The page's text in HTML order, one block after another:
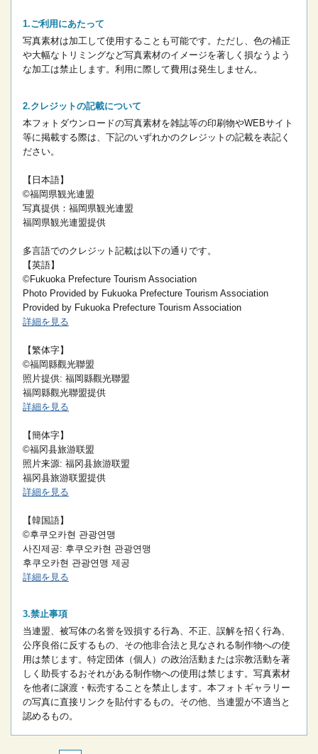
ご利用にあたって
写真素材は加工して使用することも可能です。ただし、色の補正
や大幅なトリミングなど写真素材のイメージを著しく損なうよう
な加工は禁止します。 利用に際して費用は発生しません。
クレジットの記載について
本フォトダウンロードの写真素材を雑誌等の印刷物やWEBサイト
等に掲載する際は、下記のいずれかのクレジットの記載を表記く
ださい。
【日本語】
©福岡県観光連盟
写真提供：福岡県観光連盟
福岡県観光連盟提供
多言語でのクレジット記載は以下の通りです。
【英語】
©Fukuoka Prefecture Tourism Association
Photo Provided by Fukuoka Prefecture Tourism Association
Provided by Fukuoka Prefecture Tourism Association
詳細を見る
【繁体字】
©福岡縣觀光聯盟
照片提供: 福岡縣觀光聯盟
福岡縣觀光聯盟提供
詳細を見る
【簡体字】
©福冈县旅游联盟
照片来源: 福冈县旅游联盟
福冈县旅游联盟提供
詳細を見る
【韓国語】
©후쿠오카현 관광연맹
사진제공: 후쿠오카현 관광연맹
후쿠오카현 관광연맹 제공
詳細を見る
禁止事項
当連盟、被写体の名誉を毀損する行為、不正、誤解を招く行為、
公序良俗に反するもの、その他非合法と見なされる制作物への使
用は禁じます。 特定団体（個人）の政治活動または宗教活動を著
しく助長するおそれがある制作物への使用は禁じます。 写真素材
を他者に譲渡・転売することを禁止します。 本フォトギャラリー
の写真に直接リンクを貼付するもの。 その他、当連盟が不適当と
認めるもの。